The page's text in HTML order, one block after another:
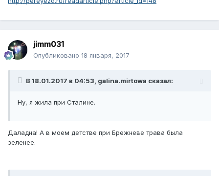
jimm031
Опубликовано 18 января, 2017
В 18.01.2017 в 04:53, galina.mirtowa сказал:
Ну, я жила при Сталине.
Даладна! А в моем детстве при Брежневе трава была
зеленее.